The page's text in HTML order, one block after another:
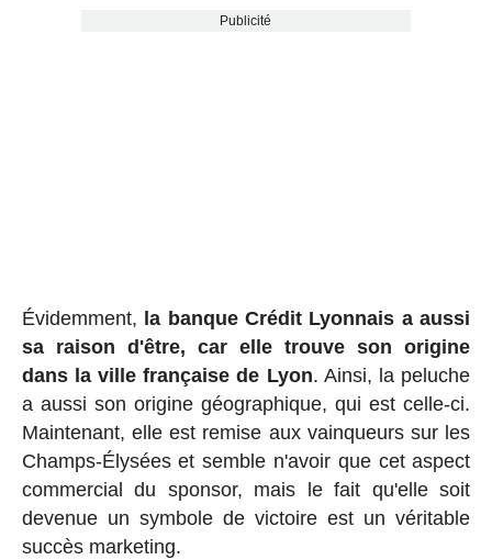
Publicité
Évidemment, la banque Crédit Lyonnais a aussi
sa raison d'être, car elle trouve son origine
dans la ville française de Lyon. Ainsi, la peluche
a aussi son origine géographique, qui est celle-ci.
Maintenant, elle est remise aux vainqueurs sur les
Champs-Élysées et semble n'avoir que cet aspect
commercial du sponsor, mais le fait qu'elle soit
devenue un symbole de victoire est un véritable
succès marketing.